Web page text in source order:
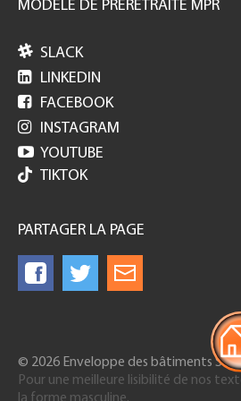
MODELE DE PRERETRAITE MPR
 SLACK
 LINKEDIN
 FACEBOOK
 INSTAGRAM
 YOUTUBE
TIKTOK
PARTAGER LA PAGE
© 2026 Enveloppe des bâtiments
Pour une meilleure lisibilité de nos
la forme masculine.